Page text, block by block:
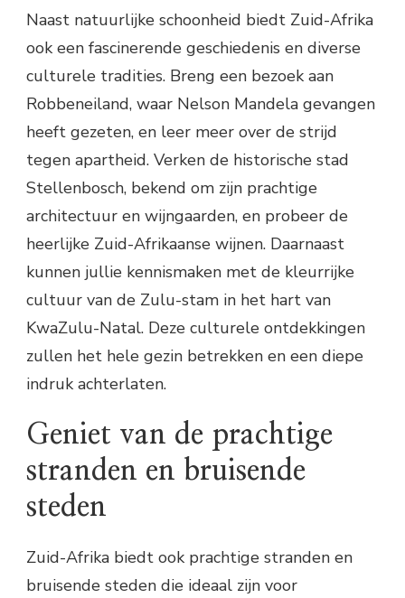
Naast natuurlijke schoonheid biedt Zuid-Afrika
ook een fascinerende geschiedenis en diverse
culturele tradities. Breng een bezoek aan
Robbeneiland, waar Nelson Mandela gevangen
heeft gezeten, en leer meer over de strijd
tegen apartheid. Verken de historische stad
Stellenbosch, bekend om zijn prachtige
architectuur en wijngaarden, en probeer de
heerlijke Zuid-Afrikaanse wijnen. Daarnaast
kunnen jullie kennismaken met de kleurrijke
cultuur van de Zulu-stam in het hart van
KwaZulu-Natal. Deze culturele ontdekkingen
zullen het hele gezin betrekken en een diepe
indruk achterlaten.
Geniet van de prachtige
stranden en bruisende
steden
Zuid-Afrika biedt ook prachtige stranden en
bruisende steden die ideaal zijn voor